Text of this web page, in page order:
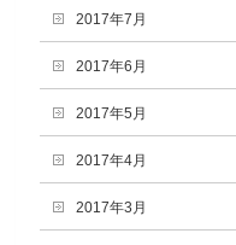
2017年7月
2017年6月
2017年5月
2017年4月
2017年3月